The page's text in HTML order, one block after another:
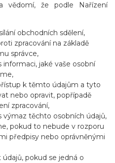
vědomí, že podle Nařízení
obchodních sdělení,
zpracování na základě
správce,
informaci, jaké vaše osobní
k těmto údajům a tyto
nebo opravit, popřípadě
zpracování,
výmaz těchto osobních údajů,
pokud to nebude v rozporu
předpisy nebo oprávněnými
pokud se jedná o